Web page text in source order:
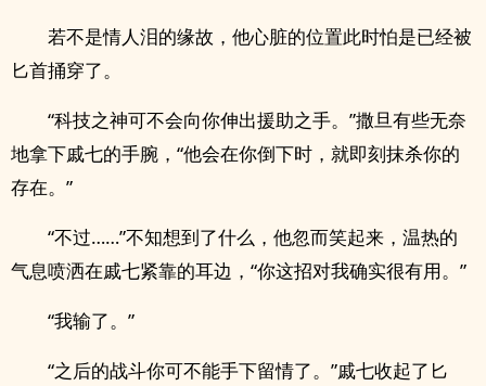
若不是情人泪的缘故，他心脏的位置此时怕是已经被
匕首捅穿了。
“科技之神可不会向你伸出援助之手。”撒旦有些无奈
地拿下戚七的手腕，“他会在你倒下时，就即刻抹杀你的
存在。”
“不过……”不知想到了什么，他忽而笑起来，温热的
气息喷洒在戚七紧靠的耳边，“你这招对我确实很有用。”
“我输了。”
“之后的战斗你可不能手下留情了。”戚七收起了匕